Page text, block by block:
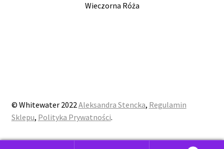
Wieczorna Róża
© Whitewater 2022Aleksandra Stencka, Regulamin
Sklepu, Polityka Prywatności.